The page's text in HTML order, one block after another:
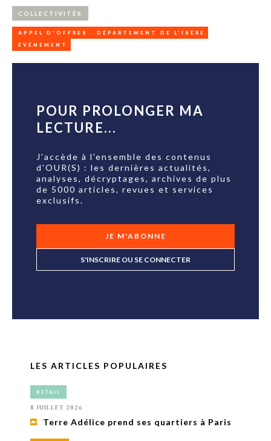
COLLECTIVITÉS
APPEL D'OFFRES
DÉPARTEMENT DE L'ISÈRE
ÉVÉNEMENT
POUR PROLONGER MA
LECTURE...
J'accède à l'ensemble des contenus
d'OUR(S) : les dernières actualités,
analyses, décryptages, archives de plus
de 5000 articles, revues et services
exclusifs.
JE M'ABONNE
S'INSCRIRE OU SE CONNECTER
LES ARTICLES POPULAIRES
RETAIL
8 JUILLET 2026
Terre Adélice prend ses quartiers à Paris